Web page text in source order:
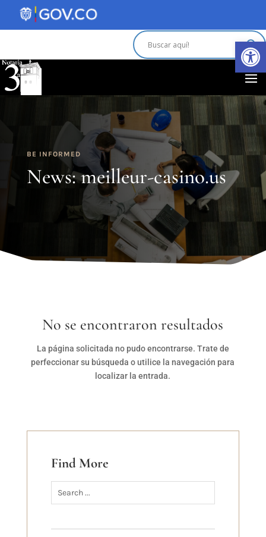
Abrir
BE INFORMED
News: meilleur-casino.us
No se encontraron resultados
La página solicitada no pudo encontrarse. Trate de
perfeccionar su búsqueda o utilice la navegación para
localizar la entrada.
Find More